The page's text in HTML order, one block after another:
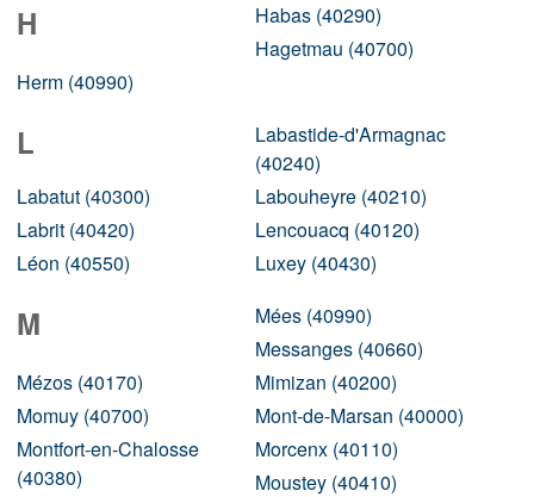
H
Habas (40290)
Hagetmau (40700)
Herm (40990)
L
Labastide-d'Armagnac
(40240)
Labatut (40300)
Labouheyre (40210)
Labrit (40420)
Lencouacq (40120)
Léon (40550)
Luxey (40430)
M
Mées (40990)
Messanges (40660)
Mézos (40170)
Mimizan (40200)
Momuy (40700)
Mont-de-Marsan (40000)
Montfort-en-Chalosse
(40380)
Morcenx (40110)
Moustey (40410)